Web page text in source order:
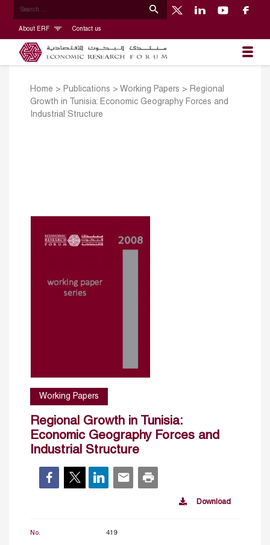
About ERF Contact us
Home > Publications > Working Papers > Regional
Growth in Tunisia: Economic Geography Forces and
Industrial Structure
Working Papers
Regional Growth in Tunisia:
Economic Geography Forces and
Industrial Structure
Download
No. 419